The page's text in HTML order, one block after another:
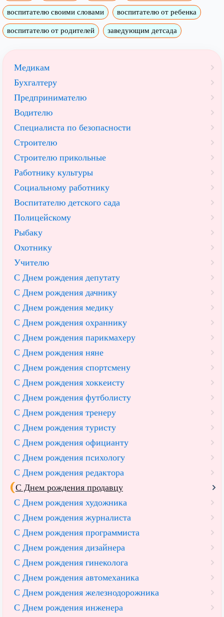
воспитателю своими словами воспитателю от ребенка
воспитателю от родителей заведующим детсада
Медикам
Бухгалтеру
Предпринимателю
Водителю
Специалиста по безопасности
Строителю
Строителю прикольные
Работнику культуры
Социальному работнику
Воспитателю детского сада
Полицейскому
Рыбаку
Охотнику
Учителю
С Днем рождения депутату
С Днем рождения дачнику
С Днем рождения медику
С Днем рождения охраннику
С Днем рождения парикмахеру
С Днем рождения няне
С Днем рождения спортсмену
С Днем рождения хоккеисту
С Днем рождения футболисту
С Днем рождения тренеру
С Днем рождения туристу
С Днем рождения официанту
С Днем рождения психологу
С Днем рождения редактора
С Днем рождения продавцу
С Днем рождения художника
С Днем рождения журналиста
С Днем рождения программиста
С Днем рождения дизайнера
С Днем рождения гинеколога
С Днем рождения автомеханика
С Днем рождения железнодорожника
С Днем рождения инженера